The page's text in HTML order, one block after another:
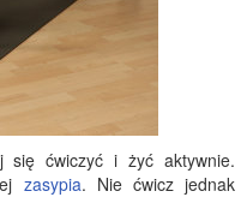
się ćwiczyć i żyć aktywnie.
zasypia. Nie ćwicz jednak